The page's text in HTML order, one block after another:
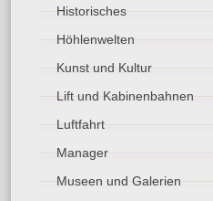
Historisches
Höhlenwelten
Kunst und Kultur
Lift und Kabinenbahnen
Luftfahrt
Manager
Museen und Galerien